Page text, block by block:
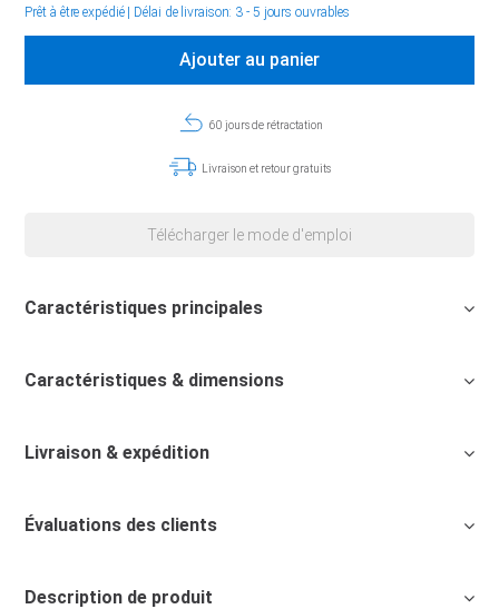
Prêt à être expédié Délai de livraison: 3 - 5 jours ouvrables
Ajouter au panier
60 jours de rétractation
Livraison et retour gratuits
Télécharger le mode d'emploi
Caractéristiques principales
Caractéristiques & dimensions
Livraison & expédition
Évaluations des clients
Description de produit